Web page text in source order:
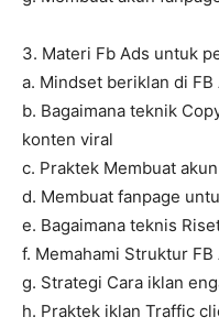
3. Materi Fb Ads untuk
a. Mindset beriklan di FB
b. Bagaimana teknik
konten viral
c. Praktek Membuat
d. Membuat fanpage
e. Bagaimana teknis
f. Memahami Struktur FB
g. Strategi Cara iklan
h. Praktek iklan Traffic